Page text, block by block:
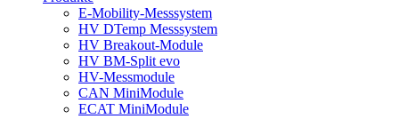
E-Mobility-Messsystem
HV DTemp Messsystem
HV Breakout-Module
HV BM-Split evo
HV-Messmodule
CAN MiniModule
ECAT MiniModule